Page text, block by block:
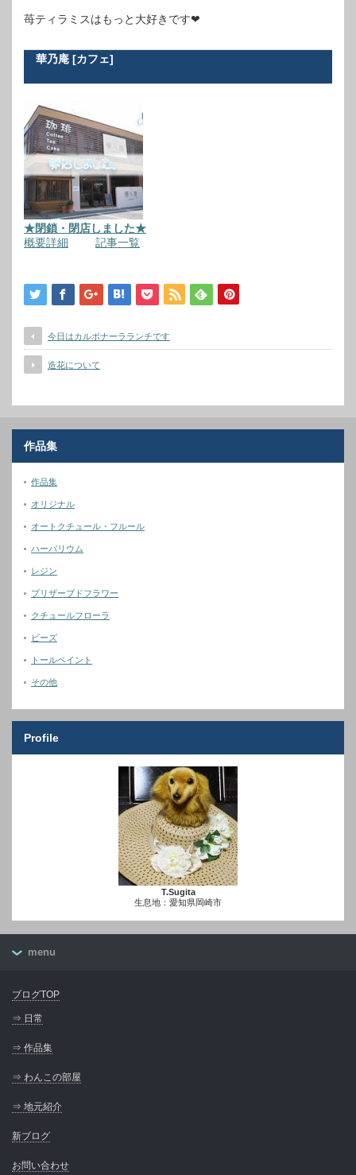
苺ティラミスはもっと大好きです❤
華乃庵 [カフェ]
★閉鎖・閉店しました★
概要詳細
記事一覧
今日はカルボナーラランチです
造花について
作品集
作品集
オリジナル
オートクチュール・フルール
ハーバリウム
レジン
プリザーブドフラワー
クチュールフローラ
ビーズ
トールペイント
その他
Profile
T.Sugita
生息地：愛知県岡崎市
menu
ブログTOP
⇒ 日常
⇒ 作品集
⇒ わんこの部屋
⇒ 地元紹介
新ブログ
お問い合わせ